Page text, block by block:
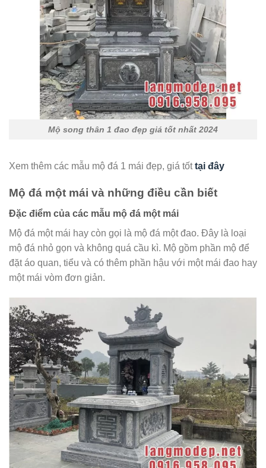
Mộ song thân 1 đao đẹp giá tốt nhất 2024
Xem thêm các mẫu mộ đá 1 mái đẹp, giá tốttại đây
Mộ đá một mái và những điều cần biết
Đặc điểm của các mẫu mộ đá một mái
Mộ đá một mái hay còn gọi là mộ đá một đao. Đây là loại
mộ đá nhỏ gọn và không quá cầu kì. Mộ gồm phần mộ để
đặt áo quan, tiểu và có thêm phần hậu với một mái đao hay
một mái vòm đơn giản.